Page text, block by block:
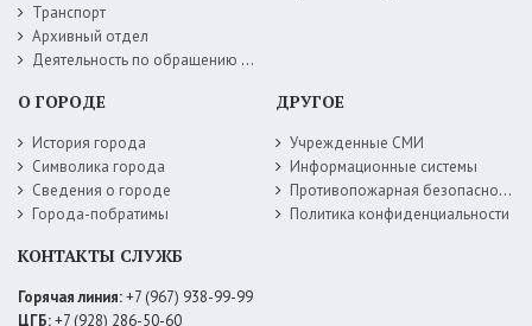
Транспорт
Архивный отдел
Деятельность по обращению с животными без владельцев
О ГОРОДЕ
История города
Символика города
Сведения о городе
Города-побратимы
ДРУГОЕ
Учрежденные СМИ
Информационные системы
Противопожарная безопасность
Политика конфиденциальности
КОНТАКТЫ СЛУЖБ
Горячая линия:+7 (967) 938-99-99
ЦГБ:+7 (928) 286-50-60